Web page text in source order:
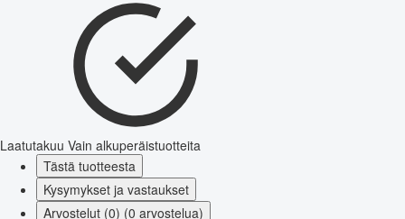
Laatutakuu Vain alkuperäistuotteita
Tästä tuotteesta
Kysymykset ja vastaukset
Arvostelut (0) (0 arvostelua)